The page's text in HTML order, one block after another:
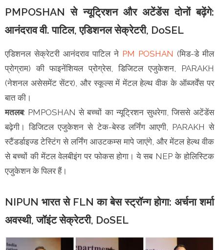
PMPOSHAN से न्यूट्रिशन और अटेंडेंस दोनों बढ़ेंगे:
आनंदराव वी. पाटिल, एडिशनल सेक्रेटरी, DoSEL
एडिशनल सेक्रेटरी आनंदराव पाटिल ने PM POSHAN (मिड-डे मील
प्रोग्राम) की फाइनेंशियल प्रोग्रेस, डिजिटल एजुकेशन, PARAKH
(नेशनल असेसमेंट सेंटर), और स्कूल्स में मेंटल हेल्थ वीक के ऑब्जर्वेंस पर
बात की।
मतलब: PMPOSHAN से बच्चों का न्यूट्रिशन सुधरेगा, जिससे अटेंडेंस
बढ़ेगी। डिजिटल एजुकेशन से टेक-बेस्ड लर्निंग आएगी, PARAKH से
स्टैंडर्डाइज्ड टेस्टिंग से लर्निंग आउटकम्स मापे जाएंगे, और मेंटल हेल्थ वीक
से बच्चों की मेंटल वेलबीइंग पर फोकस होगा। ये सब NEP के होलिस्टिक
एजुकेशन के पिलर हैं।
NIPUN भारत से FLN का बेस स्ट्रॉन्ग होगा: अर्चना शर्मा
अवस्थी, जॉइंट सेक्रेटरी, DoSEL